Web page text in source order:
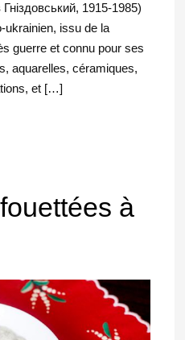
1915-1985)
ukrainien, issu de la
guerre et connu pour ses
aquarelles, céramiques,
et […]
à